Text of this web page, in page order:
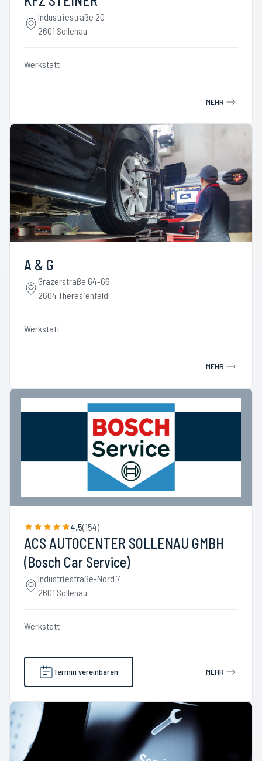
Industriestraße 20
2601 Sollenau
Werkstatt
MEHR
A & G
Grazerstraße 64-66
2604 Theresienfeld
Werkstatt
MEHR
4.5(154)
ACS AUTOCENTER SOLLENAU GMBH
(Bosch Car Service)
Industriestraße-Nord 7
2601 Sollenau
Werkstatt
Termin vereinbaren MEHR